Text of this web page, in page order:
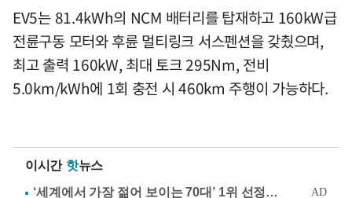
EV5는 81.4kWh의 NCM 배터리를 탑재하고 160kW급
전륜구동 모터와 후륜 멀티링크 서스펜션을 갖췄으며,
최고 출력 160kW, 최대 토크 295Nm, 전비
5.0km/kWh에 1회 충전 시 460km 주행이 가능하다.
이시간 핫뉴스